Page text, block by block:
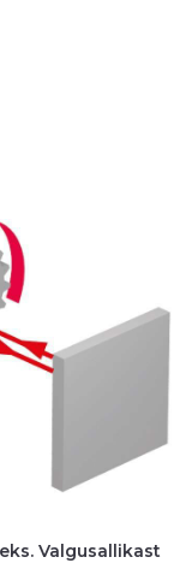
Valgusallikast